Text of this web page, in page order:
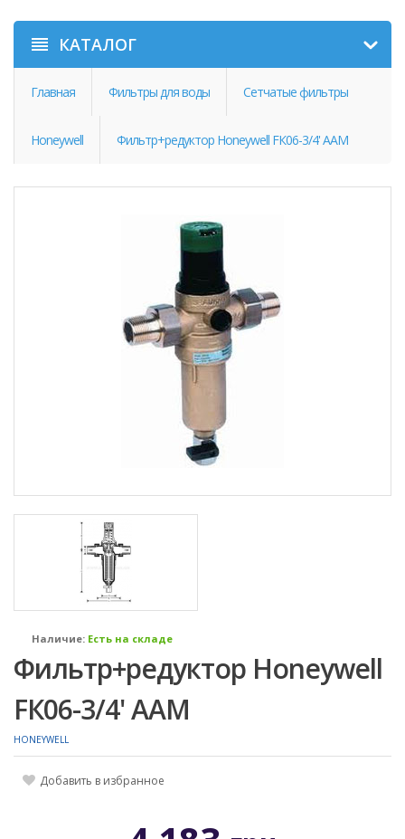
КАТАЛОГ
Главная Фильтры для воды Сетчатые фильтры
Honeywell Фильтр+редуктор Honeywell FК06-3/4' AAМ
Наличие: Есть на складе
Фильтр+редуктор Honeywell
FК06-3/4' AAМ
HONEYWELL
Добавить в избранное